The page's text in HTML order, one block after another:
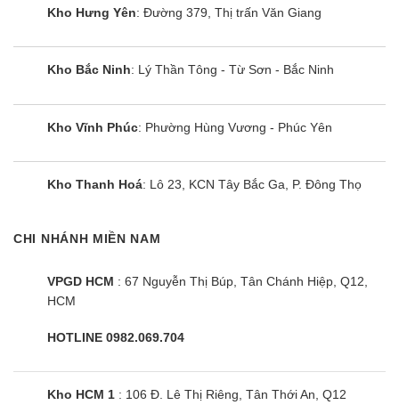
Chính sách bảo hành
Thời hạn bảo hành của tủ lạnh Samsung được quy định như
Tủ lạnh Samsung bảo hành 24 tháng kể từ ngày mua và
không quá 27 tháng kể từ ngày sản xuất cho toàn bộ
Đối với máy nén của tủ lạnh Samsung thường bảo hành
Máy nén tủ lạnh Samsung Inverter được bảo hành 10
năm (áp dụng mua trước tháng 11/2022). Và được bảo
Kho Hưng Yên: Đường 379, Thị trấn Văn Giang
Kho Bắc Ninh: Lý Thần Tông - Từ Sơn - Bắc Ninh
Kho Vĩnh Phúc: Phường Hùng Vương - Phúc Yên
Kho Thanh Hoá: Lô 23, KCN Tây Bắc Ga, P. Đông Thọ
CHI NHÁNH MIỀN NAM
VPGD HCM : 67 Nguyễn Thị Búp, Tân Chánh Hiệp, Q12,
HCM
HOTLINE 0982.069.704
Kho HCM 1 : 106 Đ. Lê Thị Riêng, Tân Thới An, Q12